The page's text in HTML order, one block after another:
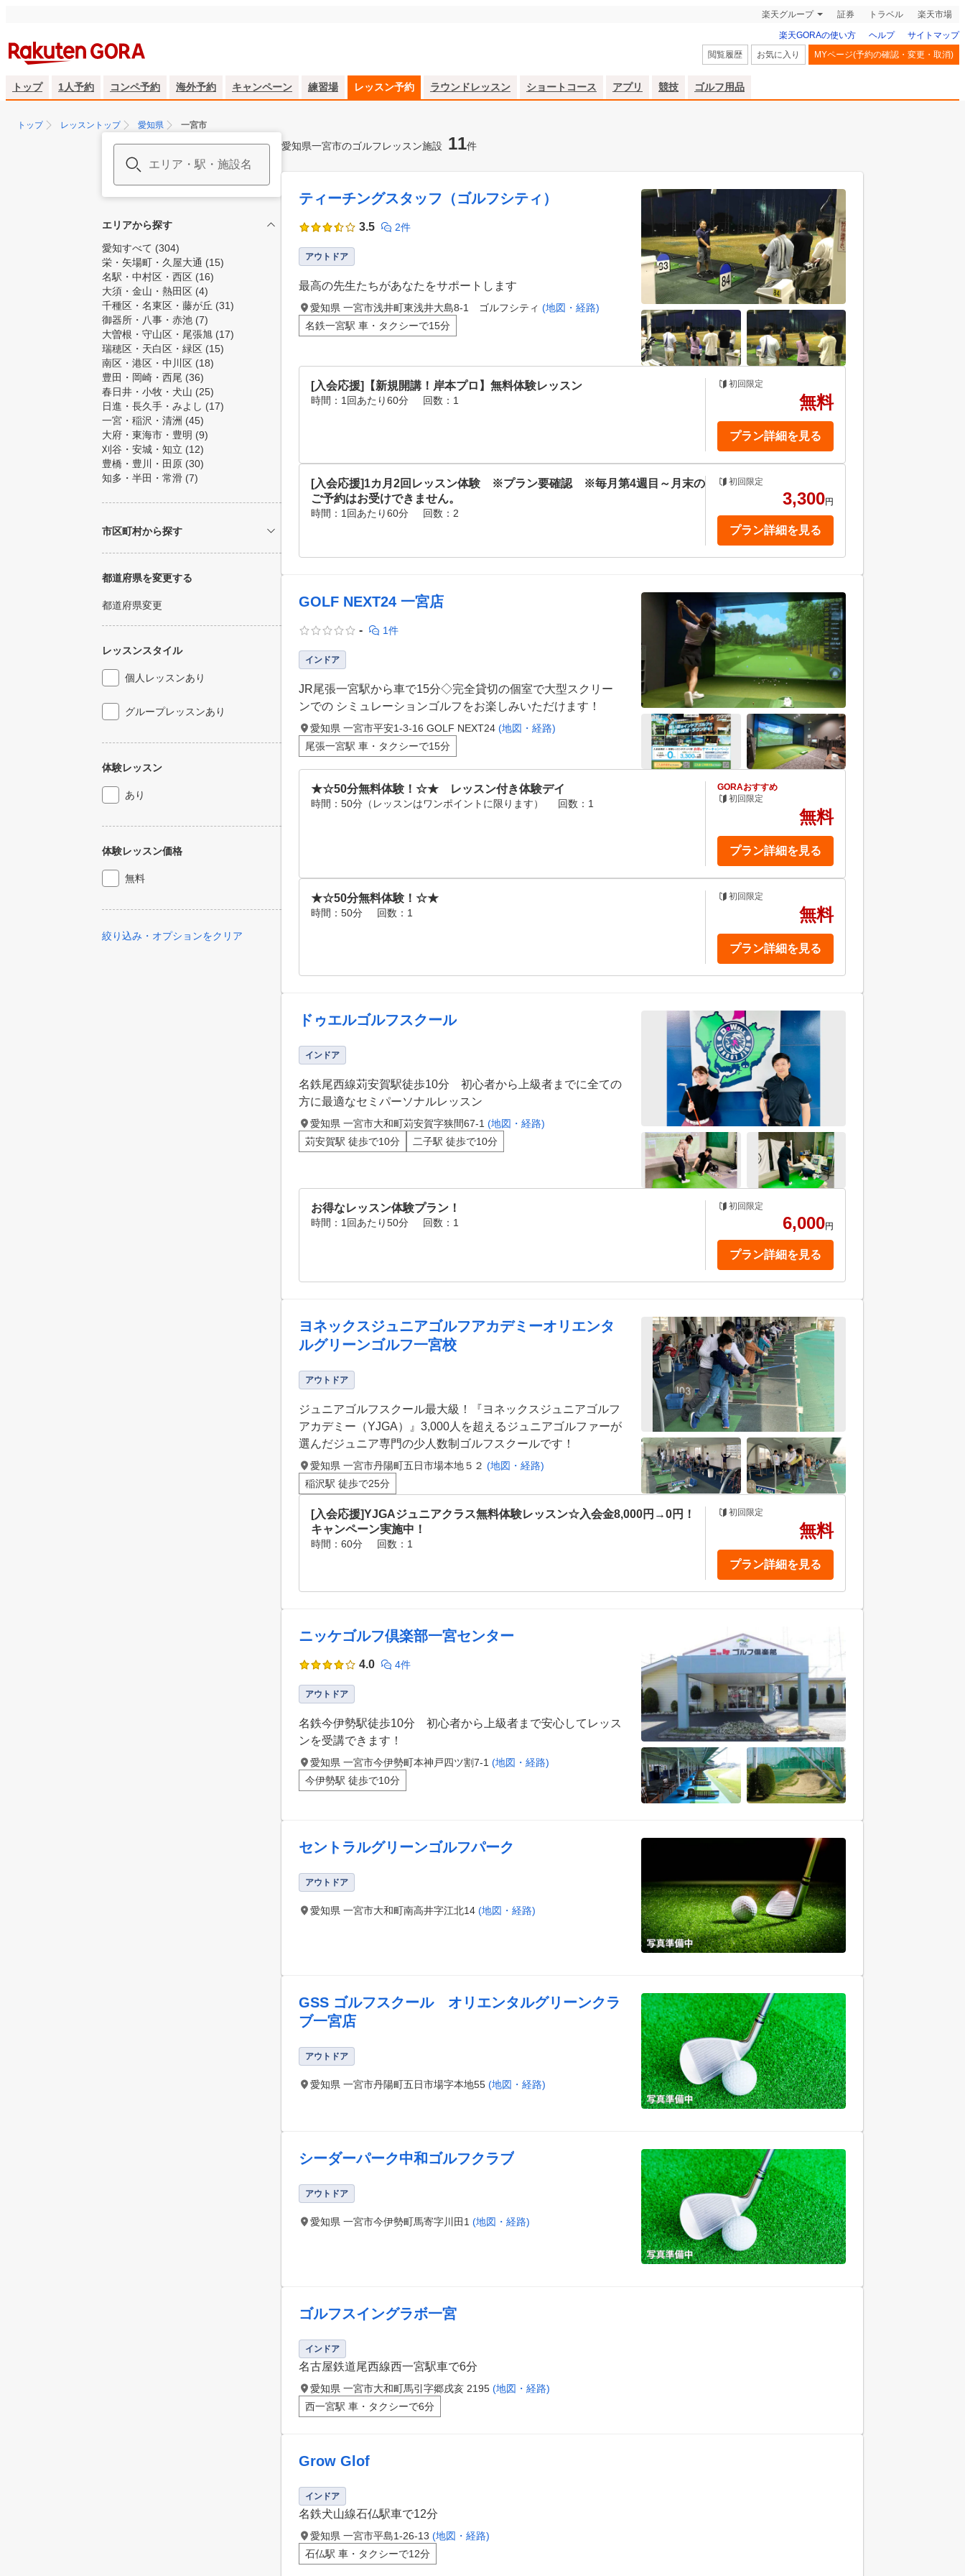
楽天グループ 証券 トラベル 楽天市場
楽天GORAの使い方 ヘルプ
サイトマップ
閲覧履歴
お気に入り MYページ(予約の確認・変更・取消)
トップ 1人予約 コンペ予約 海外予約 キャンペーン 練習場 レッスン予約 ラウンドレッスン ショートコース アプリ 競技 ゴルフ用品
トップ レッスントップ 愛知県 一宮市
エリアから探す
愛知すべて (304)
栄・矢場町・久屋大通 (15)
名駅・中村区・西区 (16)
大須・金山・熱田区 (4)
千種区・名東区・藤が丘 (31)
御器所・八事・赤池 (7)
大曽根・守山区・尾張旭 (17)
瑞穂区・天白区・緑区 (15)
南区・港区・中川区 (18)
豊田・岡崎・西尾 (36)
春日井・小牧・犬山 (25)
日進・長久手・みよし (17)
一宮・稲沢・清洲 (45)
大府・東海市・豊明 (9)
刈谷・安城・知立 (12)
豊橋・豊川・田原 (30)
知多・半田・常滑 (7)
市区町村から探す
都道府県を変更する
都道府県変更
レッスンスタイル
個人レッスンあり
グループレッスンあり
体験レッスン
あり
体験レッスン価格
無料
絞り込み・オプションをクリア
愛知県一宮市のゴルフレッスン施設 11件
ティーチングスタッフ（ゴルフシティ）
3.5 2件
アウトドア
最高の先生たちがあなたをサポートします
愛知県 一宮市浅井町東浅井大島8-1 ゴルフシティ (地図・経路)
名鉄一宮駅 車・タクシーで15分
[入会応援]【新規開講！岸本プロ】無料体験レッスン
時間：1回あたり60分 回数：1
初回限定
無料
プラン詳細を見る
[入会応援]1カ月2回レッスン体験 ※プラン要確認 ※毎月第4週目～月末の
ご予約はお受けできません。
時間：1回あたり60分 回数：2
初回限定
3,300円
プラン詳細を見る
GOLF NEXT24 一宮店
- 1件
インドア
JR尾張一宮駅から車で15分◇完全貸切の個室で大型スクリー
ンでの シミュレーションゴルフをお楽しみいただけます！
愛知県 一宮市平安1-3-16 GOLF NEXT24 (地図・経路)
尾張一宮駅 車・タクシーで15分
★☆50分無料体験！☆★ レッスン付き体験デイ
時間：50分（レッスンはワンポイントに限ります） 回数：1
GORAおすすめ
初回限定
無料
プラン詳細を見る
★☆50分無料体験！☆★
時間：50分 回数：1
初回限定
無料
プラン詳細を見る
ドゥエルゴルフスクール
インドア
名鉄尾西線苅安賀駅徒歩10分 初心者から上級者までに全ての
方に最適なセミパーソナルレッスン
愛知県 一宮市大和町苅安賀字狭間67-1 (地図・経路)
苅安賀駅 徒歩で10分
二子駅 徒歩で10分
お得なレッスン体験プラン！
時間：1回あたり50分 回数：1
初回限定
6,000円
プラン詳細を見る
ヨネックスジュニアゴルフアカデミーオリエンタ
ルグリーンゴルフ一宮校
アウトドア
ジュニアゴルフスクール最大級！『ヨネックスジュニアゴルフ
アカデミー（YJGA）』3,000人を超えるジュニアゴルファーが
選んだジュニア専門の少人数制ゴルフスクールです！
愛知県 一宮市丹陽町五日市場本地５２ (地図・経路)
稲沢駅 徒歩で25分
[入会応援]YJGAジュニアクラス無料体験レッスン☆入会金8,000円→0円！
キャンペーン実施中！
時間：60分 回数：1
初回限定
無料
プラン詳細を見る
ニッケゴルフ倶楽部一宮センター
4.0 4件
アウトドア
名鉄今伊勢駅徒歩10分 初心者から上級者まで安心してレッス
ンを受講できます！
愛知県 一宮市今伊勢町本神戸四ツ割7-1 (地図・経路)
今伊勢駅 徒歩で10分
セントラルグリーンゴルフパーク
アウトドア
愛知県 一宮市大和町南高井字江北14 (地図・経路)
GSS ゴルフスクール オリエンタルグリーンクラ
ブ一宮店
アウトドア
愛知県 一宮市丹陽町五日市場字本地55 (地図・経路)
シーダーパーク中和ゴルフクラブ
アウトドア
愛知県 一宮市今伊勢町馬寄字川田1 (地図・経路)
ゴルフスイングラボ一宮
インドア
名古屋鉄道尾西線西一宮駅車で6分
愛知県 一宮市大和町馬引字郷戌亥 2195 (地図・経路)
西一宮駅 車・タクシーで6分
Grow Glof
インドア
名鉄犬山線石仏駅車で12分
愛知県 一宮市平島1-26-13 (地図・経路)
石仏駅 車・タクシーで12分